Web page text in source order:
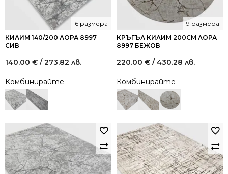
КИЛИМ 140/200 ЛОРА 8997
СИВ
6 размера
140.00 € / 273.82 лв.
Комбинирайте
КРЪГЪЛ КИЛИМ 200СМ ЛОРА
8997 БЕЖОВ
9 размера
220.00 € / 430.28 лв.
Комбинирайте